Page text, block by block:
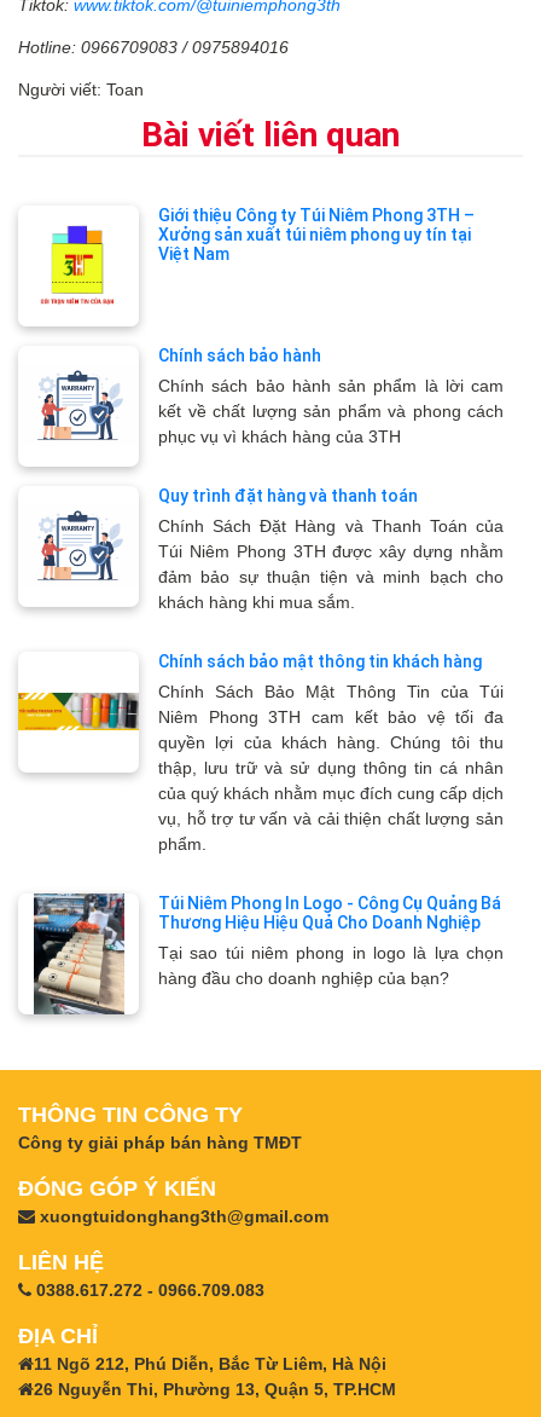
Tiktok: www.tiktok.com/@tuiniemphong3th
Hotline: 0966709083 / 0975894016
Người viết: Toan
Bài viết liên quan
Giới thiệu Công ty Túi Niêm Phong 3TH –
Xưởng sản xuất túi niêm phong uy tín tại
Việt Nam
Chính sách bảo hành
Chính sách bảo hành sản phẩm là lời cam
kết về chất lượng sản phẩm và phong cách
phục vụ vì khách hàng của 3TH
Quy trình đặt hàng và thanh toán
Chính Sách Đặt Hàng và Thanh Toán của
Túi Niêm Phong 3TH được xây dựng nhằm
đảm bảo sự thuận tiện và minh bạch cho
khách hàng khi mua sắm.
Chính sách bảo mật thông tin khách hàng
Chính Sách Bảo Mật Thông Tin của Túi
Niêm Phong 3TH cam kết bảo vệ tối đa
quyền lợi của khách hàng. Chúng tôi thu
thập, lưu trữ và sử dụng thông tin cá nhân
của quý khách nhằm mục đích cung cấp dịch
vụ, hỗ trợ tư vấn và cải thiện chất lượng sản
phẩm.
Túi Niêm Phong In Logo - Công Cụ Quảng Bá
Thương Hiệu Hiệu Quả Cho Doanh Nghiệp
Tại sao túi niêm phong in logo là lựa chọn
hàng đầu cho doanh nghiệp của bạn?
THÔNG TIN CÔNG TY
Công ty giải pháp bán hàng TMĐT
ĐÓNG GÓP Ý KIẾN
xuongtuidonghang3th@gmail.com
LIÊN HỆ
0388.617.272 - 0966.709.083
ĐỊA CHỈ
11 Ngõ 212, Phú Diễn, Bắc Từ Liêm, Hà Nội
26 Nguyễn Thi, Phường 13, Quận 5, TP.HCM